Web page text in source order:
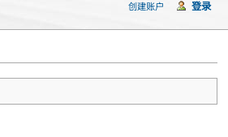
创建账户 登录